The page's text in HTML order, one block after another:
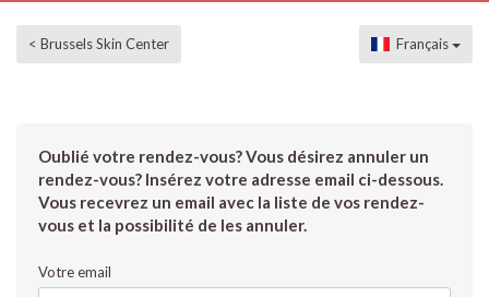
< Brussels Skin Center Français
Oublié votre rendez-vous? Vous désirez annuler un
rendez-vous? Insérez votre adresse email ci-dessous.
Vous recevrez un email avec la liste de vos rendez-
vous et la possibilité de les annuler.
Votre email